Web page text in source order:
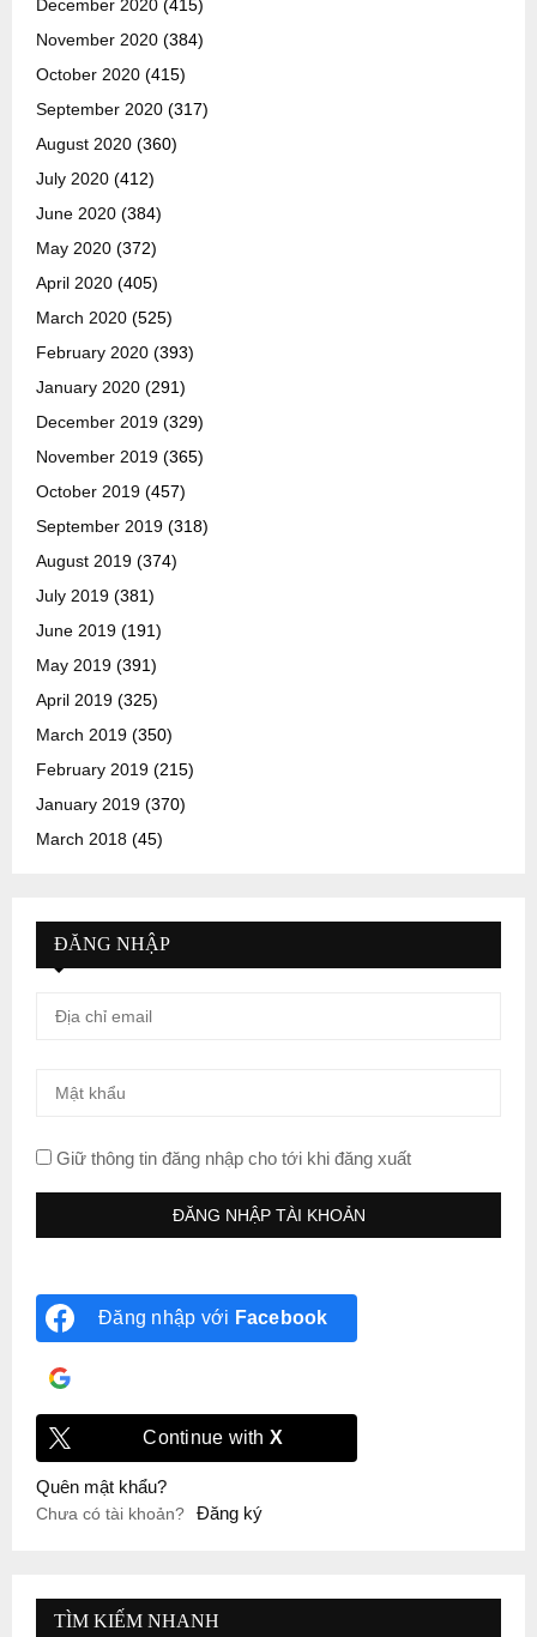
December 2020 (415)
November 2020 (384)
October 2020 (415)
September 2020 (317)
August 2020 (360)
July 2020 (412)
June 2020 (384)
May 2020 (372)
April 2020 (405)
March 2020 (525)
February 2020 (393)
January 2020 (291)
December 2019 (329)
November 2019 (365)
October 2019 (457)
September 2019 (318)
August 2019 (374)
July 2019 (381)
June 2019 (191)
May 2019 (391)
April 2019 (325)
March 2019 (350)
February 2019 (215)
January 2019 (370)
March 2018 (45)
ĐĂNG NHẬP
Giữ thông tin đăng nhập cho tới khi đăng xuất
Đăng nhập với Facebook
Continue with X
Quên mật khẩu?
Chưa có tài khoản? Đăng ký
TÌM KIẾM NHANH